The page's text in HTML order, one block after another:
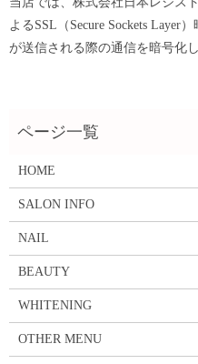
よるSSL（Secure Sockets Layer
が送信される際の通信を暗号化
HOME
SALON INFO
NAIL
BEAUTY
WHITENING
OTHER MENU